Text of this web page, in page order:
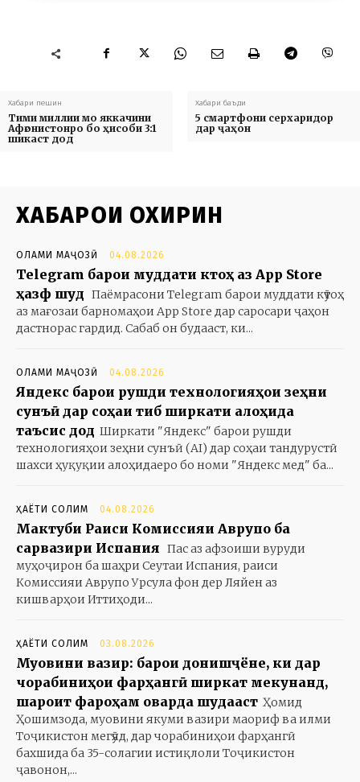
Хабари пешин
Тими миллии мо яккачини
Афғонистонро бо ҳисоби 3:1
шикаст дод
Хабари баъди
5 cмартфони серхаридор
дар ҷаҳон
ХАБАРҲОИ ОХИРИН
ОЛАМИ МАҶОЗӢ 04.08.2026
Telegram барои муддати кӯтоҳ аз App Store
ҳазф шуд Паёмрасони Telegram барои муддати кӯтоҳ
аз мағозаи барномаҳои App Store дар саросари ҷаҳон
дастнорас гардид. Сабаб он будааст, ки...
ОЛАМИ МАҶОЗӢ 04.08.2026
Яндекс барои рушди технологияҳои зеҳни
сунъӣ дар соҳаи тиб ширкати алоҳида
таъсис дод Ширкати "Яндекс" барои рушди
технологияҳои зеҳни сунъӣ (AI) дар соҳаи тандурустӣ
шахси ҳуқуқии алоҳидаеро бо номи "Яндекс мед" ба...
ҲАЁТИ СОЛИМ 04.08.2026
Мактуби Раиси Комиссияи Аврупо ба
сарвазири Испания Пас аз афзоиши вуруди
муҳоҷирон ба шаҳри Сеутаи Испания, раиси
Комиссияи Аврупо Урсула фон дер Ляйен аз
кишварҳои Иттиҳоди...
ҲАЁТИ СОЛИМ 03.08.2026
Муовини вазир: барои донишҷӯёне, ки дар
чорабиниҳои фарҳангӣ ширкат мекунанд,
шароит фароҳам оварда шудааст Ҳомид
Ҳошимзода, муовини якуми вазири маориф ва илми
Тоҷикистон мегӯяд, дар чорабиниҳои фарҳангӣ
бахшида ба 35-солагии истиқлоли Тоҷикистон
ҷавонон,...